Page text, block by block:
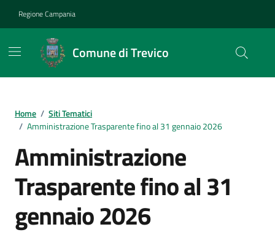
Regione Campania
Comune di Trevico
Home / Siti Tematici
/ Amministrazione Trasparente fino al 31 gennaio 2026
Amministrazione
Trasparente fino al 31
gennaio 2026